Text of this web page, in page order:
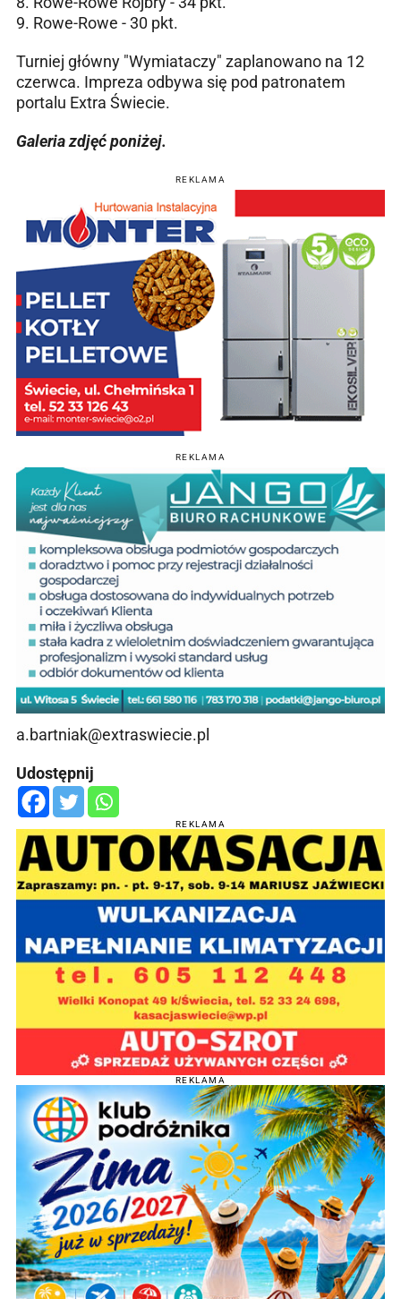
9. Rowe-Rowe - 30 pkt.
Turniej główny "Wymiataczy" zaplanowano na 12
czerwca. Impreza odbywa się pod patronatem
portalu Extra Świecie.
Galeria zdjęć poniżej.
REKLAMA
REKLAMA
a.bartniak@extraswiecie.pl
Udostępnij
REKLAMA
REKLAMA